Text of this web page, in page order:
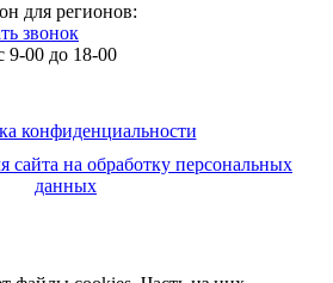
для регионов:
звонок
9-00 до 18-00
конфиденциальности
сайта на обработку персональных
данных